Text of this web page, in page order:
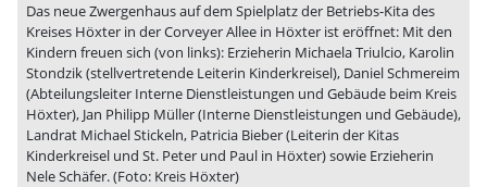
Das neue Zwergenhaus auf dem Spielplatz der Betriebs-Kita des
Kreises Höxter in der Corveyer Allee in Höxter ist eröffnet: Mit den
Kindern freuen sich (von links): Erzieherin Michaela Triulcio, Karolin
Stondzik (stellvertretende Leiterin Kinderkreisel), Daniel Schmereim
(Abteilungsleiter Interne Dienstleistungen und Gebäude beim Kreis
Höxter), Jan Philipp Müller (Interne Dienstleistungen und Gebäude),
Landrat Michael Stickeln, Patricia Bieber (Leiterin der Kitas
Kinderkreisel und St. Peter und Paul in Höxter) sowie Erzieherin
Nele Schäfer. (Foto: Kreis Höxter)